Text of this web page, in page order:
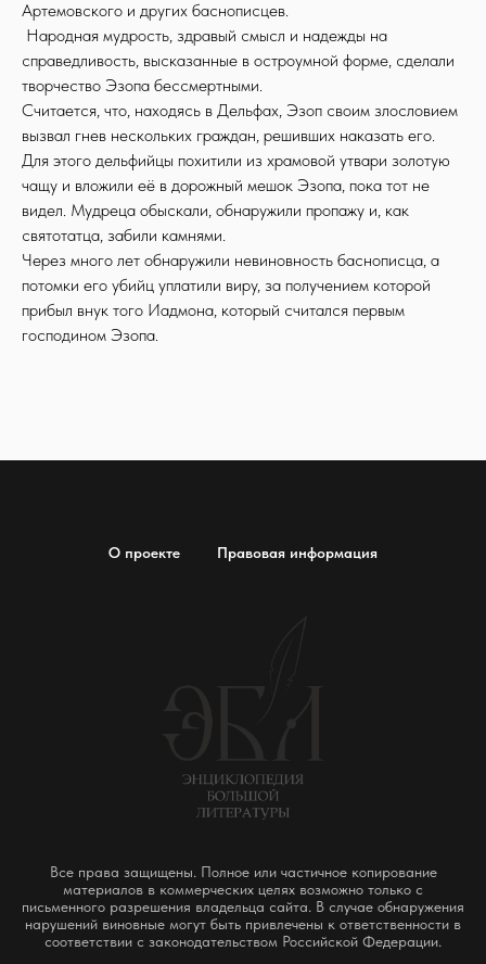
Артемовского и других баснописцев.
Народная мудрость, здравый смысл и надежды на
справедливость, высказанные в остроумной форме, сделали
творчество Эзопа бессмертными.
Считается, что, находясь в Дельфах, Эзоп своим злословием
вызвал гнев нескольких граждан, решивших наказать его.
Для этого дельфийцы похитили из храмовой утвари золотую
чащу и вложили её в дорожный мешок Эзопа, пока тот не
видел. Мудреца обыскали, обнаружили пропажу и, как
святотатца, забили камнями.
Через много лет обнаружили невиновность баснописца, а
потомки его убийц уплатили виру, за получением которой
прибыл внук того Иадмона, который считался первым
господином Эзопа.
О проекте Правовая информация
Все права защищены. Полное или частичное копирование
материалов в коммерческих целях возможно только с
письменного разрешения владельца сайта. В случае обнаружения
нарушений виновные могут быть привлечены к ответственности в
соответствии с законодательством Российской Федерации.